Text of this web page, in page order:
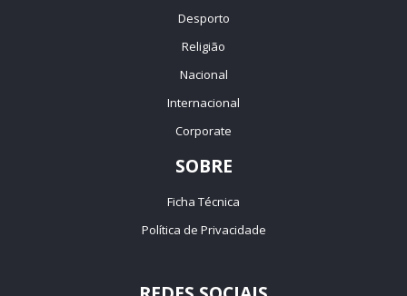
Desporto
Religião
Nacional
Internacional
Corporate
SOBRE
Ficha Técnica
Política de Privacidade